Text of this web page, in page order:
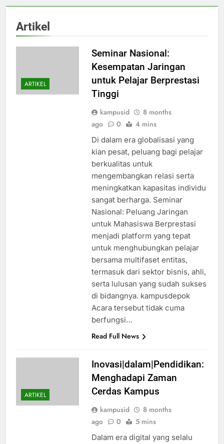
Artikel
ARTIKEL
Seminar Nasional:
Kesempatan Jaringan
untuk Pelajar Berprestasi
Tinggi
kampusid
8 months
ago
0 4 mins
Di dalam era globalisasi yang
kian pesat, peluang bagi pelajar
berkualitas untuk
mengembangkan relasi serta
meningkatkan kapasitas individu
sangat berharga. Seminar
Nasional: Peluang Jaringan
untuk Mahasiswa Berprestasi
menjadi platform yang tepat
untuk menghubungkan pelajar
bersama multifaset entitas,
termasuk dari sektor bisnis, ahli,
serta lulusan yang sudah sukses
di bidangnya. kampusdepok
Acara tersebut tidak cuma
berfungsi…
Read Full News
ARTIKEL
Inovasi|dalam|Pendidikan:
Menghadapi Zaman
Cerdas Kampus
kampusid
8 months
ago
0 5 mins
Dalam era digital yang selalu